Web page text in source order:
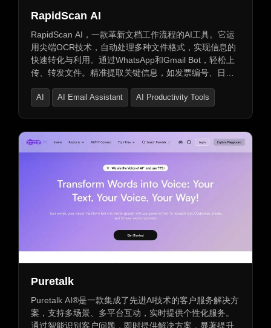
RapidScan AI
RapidScan AI，一款革新文档工作流程的AI工具。它运
用尖端OCR技术，自动处理多种文件格式，实现信息的
快速转化与利用。通过WhatsApp和Gmail Bot，轻松上
传、转发文件。精准提取关键信息，如发票编号、日期
操作与实时数据访问。全天候技术支持，确保无忧使
AI AI Email Assistant AI Productivity Tools
Puretalk
Puretalk AI®是一款集成了先进AI技术的客户服务解决方
案，支持多场景、多平台互动，实时提供个性化服务。
通过智能识别客户问题，即时提供解决方案，显著提升